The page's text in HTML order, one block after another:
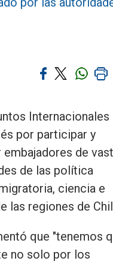
Internacionales
por participar y
de
de las política
ciencia e
las regiones de
que "tenemos
no solo por los